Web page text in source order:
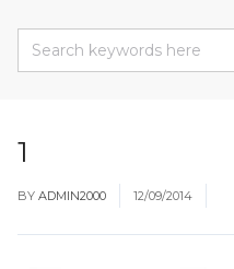
1
BY ADMIN2000 12/09/2014